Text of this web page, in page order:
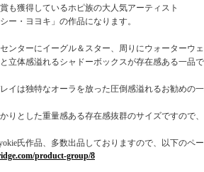
も獲得しているホピ族の大人気アーティスト
ー・ヨヨキ」の作品になります。
ンターにイーグル＆スター、周りにウォーターウ
立体感溢れるシャドーボックスが存在感ある一品で
イは独特なオーラを放った圧倒感溢れるお勧めの一
りとした重量感ある存在感抜群のサイズですので
氏作品、多数出品しておりますので、以下のペ
product-group/8